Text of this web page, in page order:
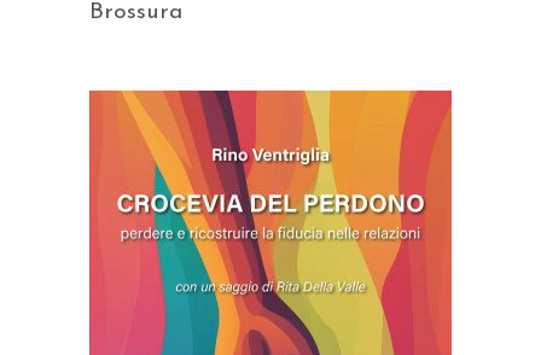
Brossura